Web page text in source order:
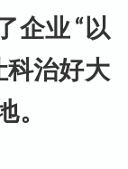
企业 “以
科治好大
。